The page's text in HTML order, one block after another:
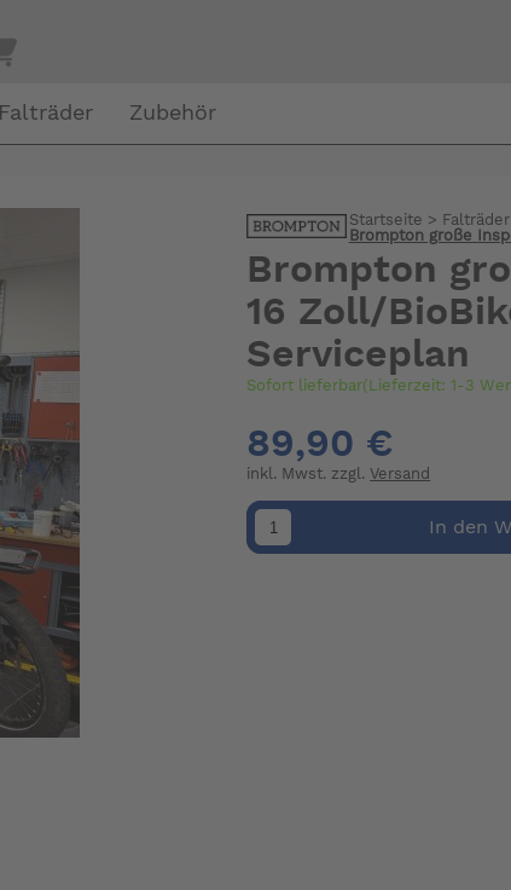
Falträder Zubehör
Startseite > Falträder
Brompton große
Brompton
16 Zoll/
Serviceplan
Sofort lieferbar(Lieferzeit: 1-3
89,90 €
inkl. Mwst. zzgl. Versand
In den